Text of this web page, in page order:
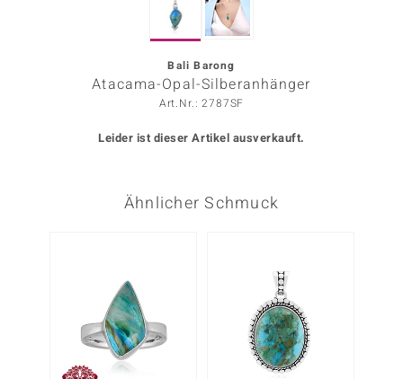
Bali Barong
Atacama-Opal-Silberanhänger
Art.Nr.: 2787SF
Leider ist dieser Artikel ausverkauft.
Ähnlicher Schmuck